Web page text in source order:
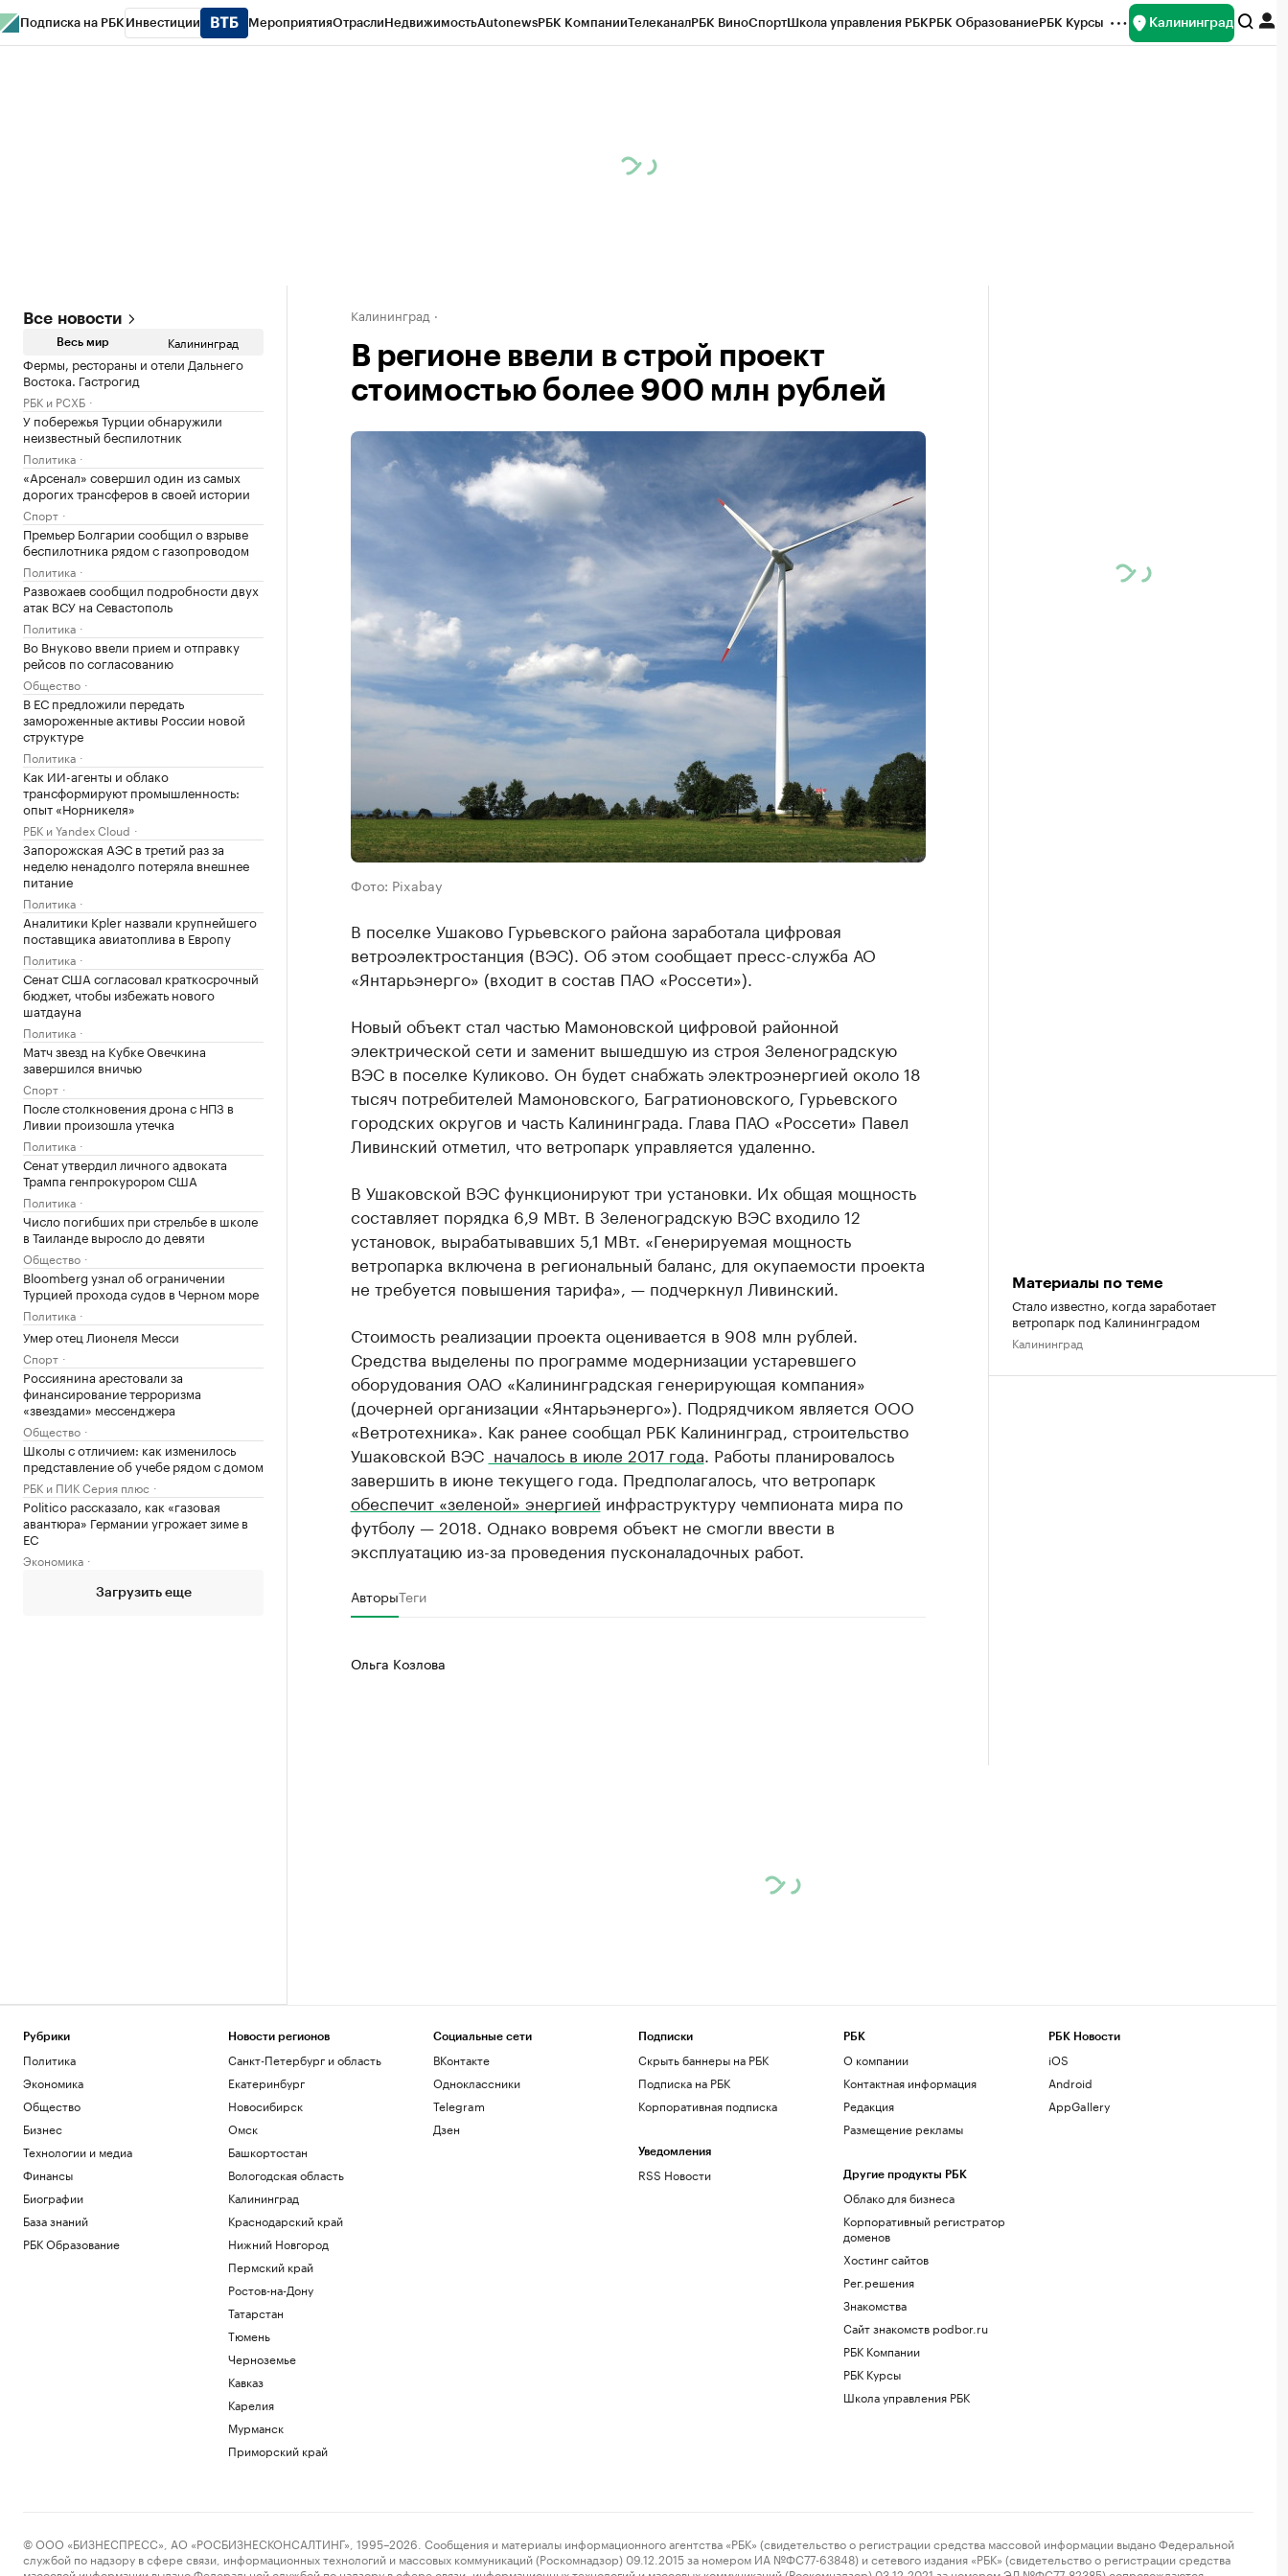
Подписка на РБК Инвестиции МероприятияОтраслиНедвижимостьAutonewsРБК КомпанииТелеканалРБК ВиноСпортШкола управления РБКРБК ОбразованиеРБК Курсы Калининград
Все новости
Весь мир Калининград
Фермы, рестораны и отели Дальнего
Востока. Гастрогид
РБК и РСХБ
У побережья Турции обнаружили
неизвестный беспилотник
Политика
«Арсенал» совершил один из самых
дорогих трансферов в своей истории
Спорт
Премьер Болгарии сообщил о взрыве
беспилотника рядом с газопроводом
Политика
Развожаев сообщил подробности двух
атак ВСУ на Севастополь
Политика
Во Внуково ввели прием и отправку
рейсов по согласованию
Общество
В ЕС предложили передать
замороженные активы России новой
структуре
Политика
Как ИИ-агенты и облако
трансформируют промышленность:
опыт «Норникеля»
РБК и Yandex Cloud
Запорожская АЭС в третий раз за
неделю ненадолго потеряла внешнее
питание
Политика
Аналитики Kpler назвали крупнейшего
поставщика авиатоплива в Европу
Политика
Сенат США согласовал краткосрочный
бюджет, чтобы избежать нового
шатдауна
Политика
Матч звезд на Кубке Овечкина
завершился вничью
Спорт
После столкновения дрона с НПЗ в
Ливии произошла утечка
Политика
Сенат утвердил личного адвоката
Трампа генпрокурором США
Политика
Число погибших при стрельбе в школе
в Таиланде выросло до девяти
Общество
Bloomberg узнал об ограничении
Турцией прохода судов в Черном море
Политика
Умер отец Лионеля Месси
Спорт
Россиянина арестовали за
финансирование терроризма
«звездами» мессенджера
Общество
Школы с отличием: как изменилось
представление об учебе рядом с домом
РБК и ПИК Серия плюс
Politico рассказало, как «газовая
авантюра» Германии угрожает зиме в
ЕС
Экономика
Загрузить еще
Калининград
В регионе ввели в строй проект
стоимостью более 900 млн рублей
Фото: Pixabay
В поселке Ушаково Гурьевского района заработала цифровая
ветроэлектростанция (ВЭС). Об этом сообщает пресс-служба АО
«Янтарьэнерго» (входит в состав ПАО «Россети»).
Новый объект стал частью Мамоновской цифровой районной
электрической сети и заменит вышедшую из строя Зеленоградскую
ВЭС в поселке Куликово. Он будет снабжать электроэнергией около 18
тысяч потребителей Мамоновского, Багратионовского, Гурьевского
городских округов и часть Калининграда. Глава ПАО «Россети» Павел
Ливинский отметил, что ветропарк управляется удаленно.
В Ушаковской ВЭС функционируют три установки. Их общая мощность
составляет порядка 6,9 МВт. В Зеленоградскую ВЭС входило 12
установок, вырабатывавших 5,1 МВт. «Генерируемая мощность
ветропарка включена в региональный баланс, для окупаемости проекта
не требуется повышения тарифа», — подчеркнул Ливинский.
Стоимость реализации проекта оценивается в 908 млн рублей.
Средства выделены по программе модернизации устаревшего
оборудования ОАО «Калининградская генерирующая компания»
(дочерней организации «Янтарьэнерго»). Подрядчиком является ООО
«Ветротехника». Как ранее сообщал РБК Калининград, строительство
Ушаковской ВЭС ​ началось в июле 2017 года . Работы планировалось
завершить в июне текущего года. Предполагалось, что ветропарк ​
обеспечит «зеленой» энергией ​инфраструктуру чемпионата мира по
футболу — 2018. Однако вовремя объект не смогли ввести в
эксплуатацию из-за проведения пусконаладочных работ.
АвторыТеги
Ольга Козлова
Материалы по теме
Стало известно, когда заработает
ветропарк под Калининградом
Калининград
Рубрики
Политика
Экономика
Общество
Бизнес
Технологии и медиа
Финансы
Биографии
База знаний
РБК Образование
Новости регионов
Санкт-Петербург и область
Екатеринбург
Новосибирск
Омск
Башкортостан
Вологодская область
Калининград
Краснодарский край
Нижний Новгород
Пермский край
Ростов-на-Дону
Татарстан
Тюмень
Черноземье
Кавказ
Карелия
Мурманск
Приморский край
Социальные сети
ВКонтакте
Одноклассники
Telegram
Дзен
Подписки
Скрыть баннеры на РБК
Подписка на РБК
Корпоративная подписка
Уведомления
RSS Новости
РБК
О компании
Контактная информация
Редакция
Размещение рекламы
Другие продукты РБК
Облако для бизнеса
Корпоративный регистратор
доменов
Хостинг сайтов
Рег.решения
Знакомства
Сайт знакомств podbor.ru
РБК Компании
РБК Курсы
Школа управления РБК
РБК Новости
iOS
Android
AppGallery
© ООО «БИЗНЕСПРЕСС», АО «РОСБИЗНЕСКОНСАЛТИНГ», 1995–2026. Сообщения и материалы информационного агентства «РБК» (свидетельство о регистрации средства массовой информации выдано Федеральной
службой по надзору в сфере связи, информационных технологий и массовых коммуникаций (Роскомнадзор) 09.12.2015 за номером ИА №ФС77-63848) и сетевого издания «РБК» (свидетельство о регистрации средства